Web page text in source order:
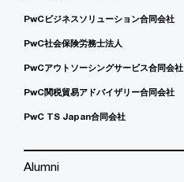
PwCビジネスソリューション合同会社
PwC社会保険労務士法人
PwCアウトソーシングサービス合同会社
PwC関税貿易アドバイザリー合同会社
PwC TS Japan合同会社
Alumni